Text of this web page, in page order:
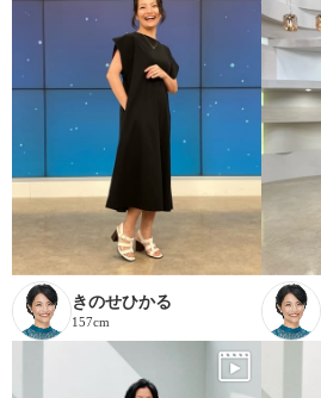
きのせひかる
157cm